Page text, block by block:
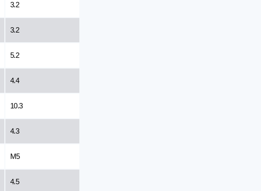
3.2
3.2
5.2
4.4
10.3
4.3
M5
4.5